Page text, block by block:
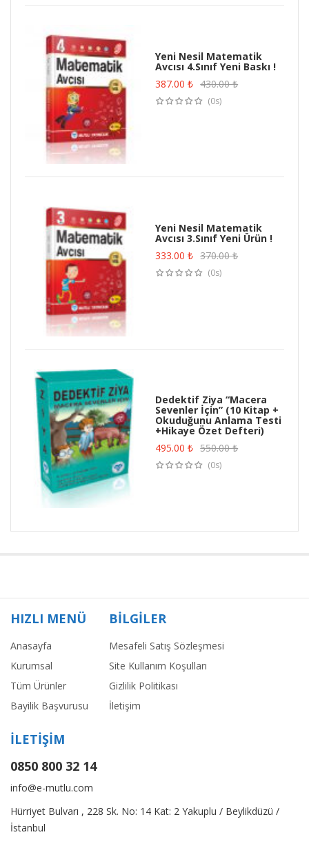
Yeni Nesil Matematik
Avcısı 4.Sınıf Yeni Baskı !
387.00₺ 430.00₺
(0s)
Yeni Nesil Matematik
Avcısı 3.Sınıf Yeni Ürün !
333.00₺ 370.00₺
(0s)
Dedektif Ziya “Macera
Sevenler İçin” (10 Kitap +
Okuduğunu Anlama Testi
+Hikaye Özet Defteri)
495.00₺ 550.00₺
(0s)
HIZLI MENÜ
Anasayfa
Kurumsal
Tüm Ürünler
Bayilik Başvurusu
BİLGİLER
Mesafeli Satış Sözleşmesi
Site Kullanım Koşulları
Gizlilik Politikası
İletişim
İLETİŞİM
0850 800 32 14
info@e-mutlu.com
Hürriyet Bulvarı , 228 Sk. No: 14 Kat: 2 Yakuplu / Beylikdüzü /
İstanbul